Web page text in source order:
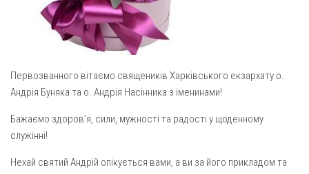
Парохії Полтавської області
Пресвятої Трійці (м. Полтава)
Свято-Юріївська парафія (м. Полтава)
Первозванного вітаємо священиків Харківського екзархату о.
Андрія Буняка та о. Андрія Насінника з іменинами!
Бажаємо здоров’я, сили, мужності та радості у щоденному
служінні!
Нехай святий Андрій опікується вами, а ви за його прикладом та